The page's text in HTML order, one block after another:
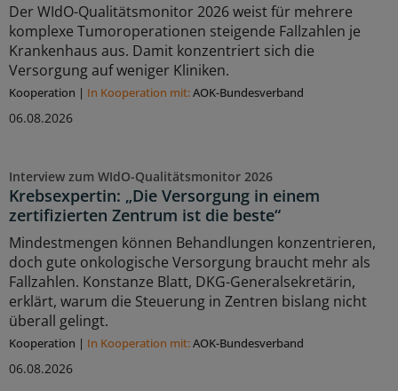
Der WIdO-Qualitätsmonitor 2026 weist für mehrere
komplexe Tumoroperationen steigende Fallzahlen je
Krankenhaus aus. Damit konzentriert sich die
Versorgung auf weniger Kliniken.
Kooperation | In Kooperation mit:AOK-Bundesverband
06.08.2026
Interview zum WIdO-Qualitätsmonitor 2026
Krebsexpertin: „Die Versorgung in einem
zertifizierten Zentrum ist die beste“
Mindestmengen können Behandlungen konzentrieren,
doch gute onkologische Versorgung braucht mehr als
Fallzahlen. Konstanze Blatt, DKG-Generalsekretärin,
erklärt, warum die Steuerung in Zentren bislang nicht
überall gelingt.
Kooperation | In Kooperation mit:AOK-Bundesverband
06.08.2026